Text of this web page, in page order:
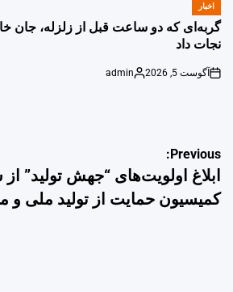
POSTED
IN
اخبار
گربه‌ای که دو ساعت قبل از زلزله، جان
نجات داد
on
آگوست 5, 2026
Posted
admin
راهبری
نوشته
Previous:
ابلاغ اولویت‌های “جهش
کمیسیون حمایت از تولید ملی و